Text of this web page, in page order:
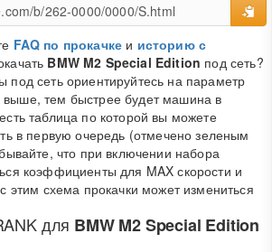
FAQ по прокачке и историю с
BMW M2 Special Edition под сеть?
сеть ориентируйтесь на параметр
выше, тем быстрее будет машина в
таблица по которой вы можете
в первую очередь (отмечено зеленым
что при включении набора
коэффициенты для MAX скорости и
этим схема прокачки может измениться
для BMW M2 Special Edition